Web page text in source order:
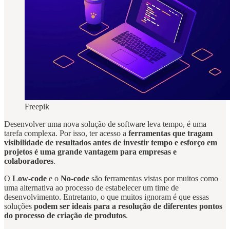
Freepik
Desenvolver uma nova solução de software leva tempo, é uma
tarefa complexa. Por isso, ter acesso a ferramentas que tragam
visibilidade de resultados antes de investir tempo e esforço em
projetos é uma grande vantagem para empresas e
colaboradores.
O Low-code e o No-code são ferramentas vistas por muitos como
uma alternativa ao processo de estabelecer um time de
desenvolvimento. Entretanto, o que muitos ignoram é que essas
soluções podem ser ideais para a resolução de diferentes pontos
do processo de criação de produtos.